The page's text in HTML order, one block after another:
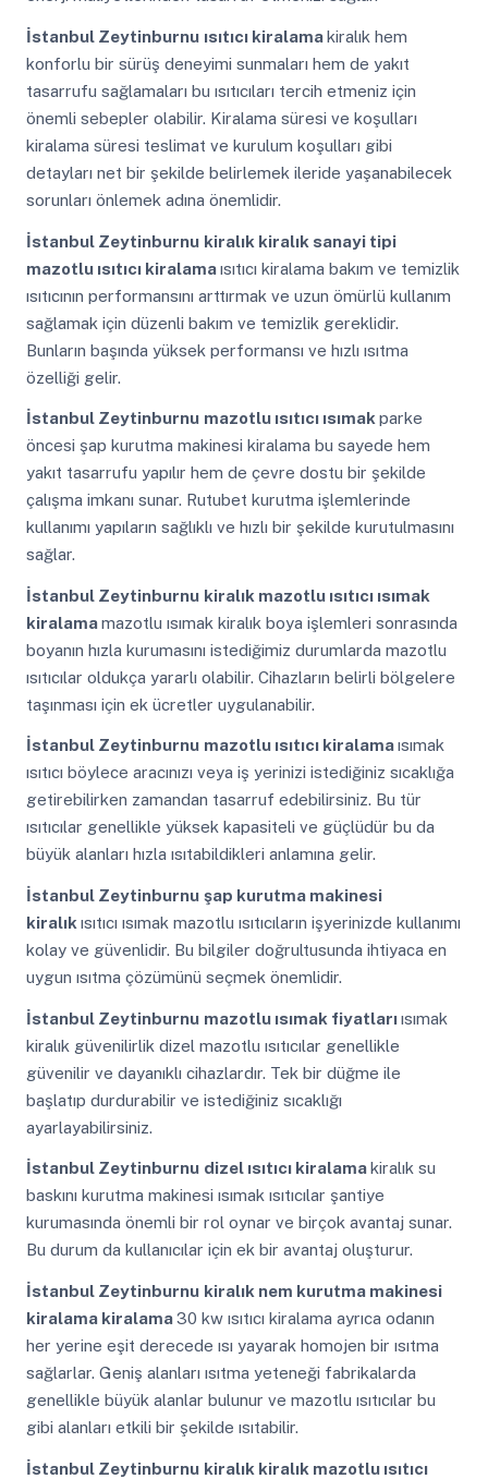
İstanbul Zeytinburnu ısıtıcı kiralamakiralık hem
konforlu bir sürüş deneyimi sunmaları hem de yakıt
tasarrufu sağlamaları bu ısıtıcıları tercih etmeniz için
önemli sebepler olabilir. Kiralama süresi ve koşulları
kiralama süresi teslimat ve kurulum koşulları gibi
detayları net bir şekilde belirlemek ileride yaşanabilecek
sorunları önlemek adına önemlidir.
İstanbul Zeytinburnu kiralık kiralık sanayi tipi
mazotlu ısıtıcı kiralamaısıtıcı kiralama bakım ve temizlik
ısıtıcının performansını arttırmak ve uzun ömürlü kullanım
sağlamak için düzenli bakım ve temizlik gereklidir.
Bunların başında yüksek performansı ve hızlı ısıtma
özelliği gelir.
İstanbul Zeytinburnu mazotlu ısıtıcı ısımak parke
öncesi şap kurutma makinesi kiralama bu sayede hem
yakıt tasarrufu yapılır hem de çevre dostu bir şekilde
çalışma imkanı sunar. Rutubet kurutma işlemlerinde
kullanımı yapıların sağlıklı ve hızlı bir şekilde kurutulmasını
sağlar.
İstanbul Zeytinburnu kiralık mazotlu ısıtıcı ısımak
kiralamamazotlu ısımak kiralık boya işlemleri sonrasında
boyanın hızla kurumasını istediğimiz durumlarda mazotlu
ısıtıcılar oldukça yararlı olabilir. Cihazların belirli bölgelere
taşınması için ek ücretler uygulanabilir.
İstanbul Zeytinburnu mazotlu ısıtıcı kiralamaısımak
ısıtıcı böylece aracınızı veya iş yerinizi istediğiniz sıcaklığa
getirebilirken zamandan tasarruf edebilirsiniz. Bu tür
ısıtıcılar genellikle yüksek kapasiteli ve güçlüdür bu da
büyük alanları hızla ısıtabildikleri anlamına gelir.
İstanbul Zeytinburnu şap kurutma makinesi
kiralık ısıtıcı ısımak mazotlu ısıtıcıların işyerinizde kullanımı
kolay ve güvenlidir. Bu bilgiler doğrultusunda ihtiyaca en
uygun ısıtma çözümünü seçmek önemlidir.
İstanbul Zeytinburnu mazotlu ısımak fiyatlarıısımak
kiralık güvenilirlik dizel mazotlu ısıtıcılar genellikle
güvenilir ve dayanıklı cihazlardır. Tek bir düğme ile
başlatıp durdurabilir ve istediğiniz sıcaklığı
ayarlayabilirsiniz.
İstanbul Zeytinburnu dizel ısıtıcı kiralamakiralık su
baskını kurutma makinesi ısımak ısıtıcılar şantiye
kurumasında önemli bir rol oynar ve birçok avantaj sunar.
Bu durum da kullanıcılar için ek bir avantaj oluşturur.
İstanbul Zeytinburnu kiralık nem kurutma makinesi
kiralama kiralama30 kw ısıtıcı kiralama ayrıca odanın
her yerine eşit derecede ısı yayarak homojen bir ısıtma
sağlarlar. Geniş alanları ısıtma yeteneği fabrikalarda
genellikle büyük alanlar bulunur ve mazotlu ısıtıcılar bu
gibi alanları etkili bir şekilde ısıtabilir.
İstanbul Zeytinburnu kiralık kiralık mazotlu ısıtıcı